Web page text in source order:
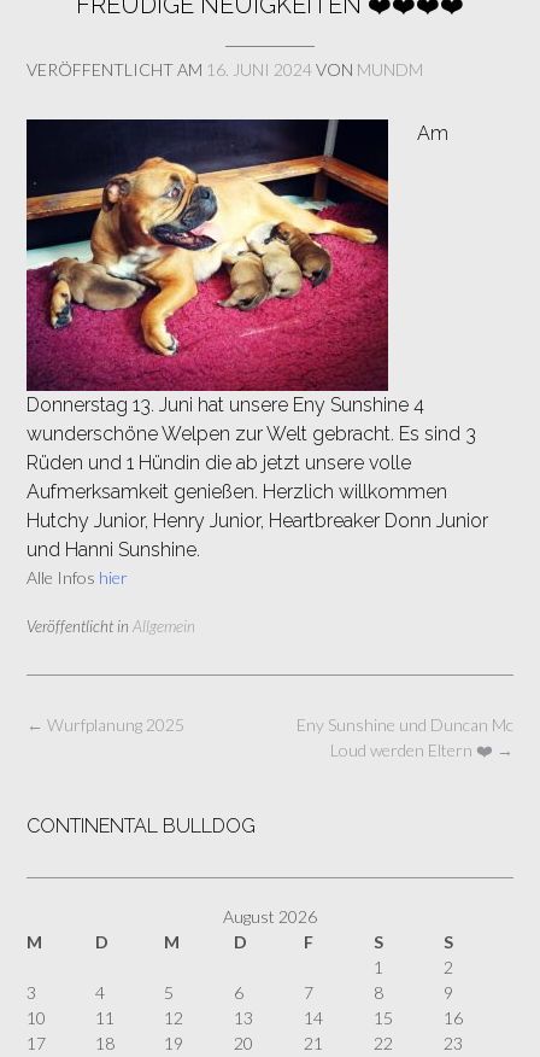
VERÖFFENTLICHT AM 16. JUNI 2024VON MUNDM
Am
Donnerstag 13. Juni hat unsere Eny Sunshine 4
wunderschöne Welpen zur Welt gebracht. Es sind 3
Rüden und 1 Hündin die ab jetzt unsere volle
Aufmerksamkeit genießen. Herzlich willkommen
Hutchy Junior, Henry Junior, Heartbreaker Donn Junior
und Hanni Sunshine.
Alle Infos hier
Veröffentlicht in Allgemein
Beitragsnavigation
Eny Sunshine und Duncan Mc
Loud werden Eltern ❤️ →
← Wurfplanung 2025
CONTINENTAL BULLDOG
August 2026
M
D M D F S
S
1
2
3
4 5 6 7 8
9
10
11 12 13 14 15
16
17
18 19 20 21 22
23